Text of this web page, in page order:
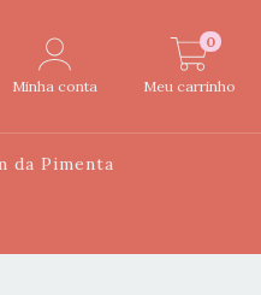
Minha conta Meu carrinho
0
da Pimenta